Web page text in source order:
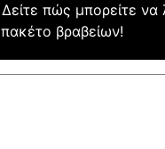
Δείτε πώς μπορείτε να
πακέτο βραβείων!